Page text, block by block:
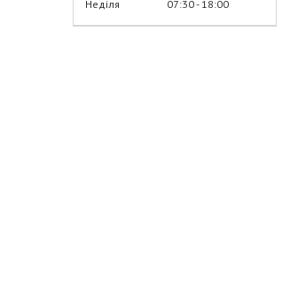
Неділя
07:30 18:00